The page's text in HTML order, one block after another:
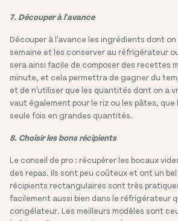
7. Découper à l'avance
Découper à l'avance les ingrédients dont on
semaine et les conserver au réfrigérateur
sera ainsi facile de composer des recettes
minute, et cela permettra de gagner du
et de n'utiliser que les quantités dont on a
vaut également pour le riz ou les pâtes, que
seule fois en grandes quantités.
8. Choisir les bons récipients
Le conseil de pro : récupérer les bocaux
des repas. Ils sont peu coûteux et ont un
récipients rectangulaires sont très
facilement aussi bien dans le réfrigérateur
congélateur. Les meilleurs modèles sont